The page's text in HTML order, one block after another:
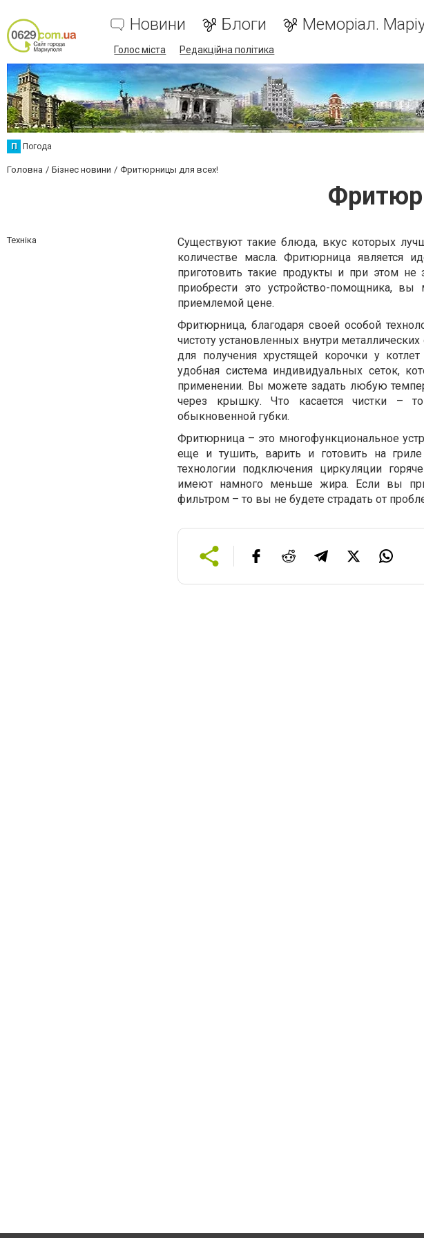
Новини Блоги Меморіал.
Голос міста Редакційна політика
П Погода
Головна Бізнес новини Фритюрницы для всех!
Техніка
Существуют такие блюда, вкус которых
количестве масла. Фритюрница является
приготовить такие продукты и при этом
приобрести это устройство-помощника,
приемлемой цене.
Фритюрница, благодаря своей особой
чистоту установленных внутри
для получения хрустящей корочки у
удобная система индивидуальных сеток,
применении. Вы можете задать любую
через крышку. Что касается чистки –
обыкновенной губки.
Фритюрница – это многофункциональное
еще и тушить, варить и готовить на
технологии подключения циркуляции
имеют намного меньше жира. Если вы
фильтром – то вы не будете страдать от